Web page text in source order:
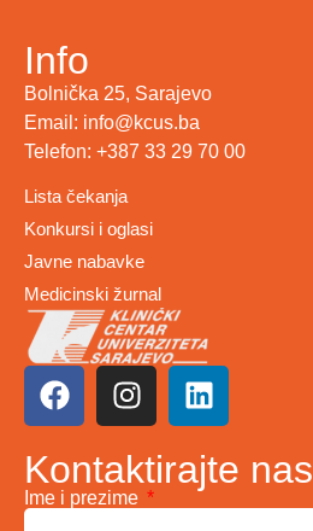
Info
Bolnička 25, Sarajevo
Email: info@kcus.ba
Telefon: +387 33 29 70 00
Lista čekanja
Konkursi i oglasi
Javne nabavke
Medicinski žurnal
Kontaktirajte nas
Ime i prezime